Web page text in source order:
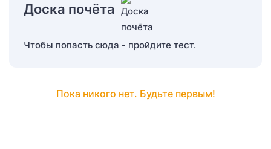
Доска почёта
Чтобы попасть сюда - пройдите тест.
Пока никого нет. Будьте первым!